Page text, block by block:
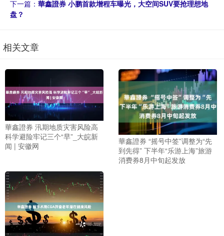
下一篇： 華鑫證券 小鹏首款增程车曝光，大空间SUV要抢理想地
盘？
相关文章
華鑫證券 汛期地质灾害风险高
科学避险牢记三个“早”_大皖新
闻 | 安徽网
華鑫證券 “摇号中签”调整为“先
到先得” 下半年“乐游上海”旅游
消费券8月中旬起发放